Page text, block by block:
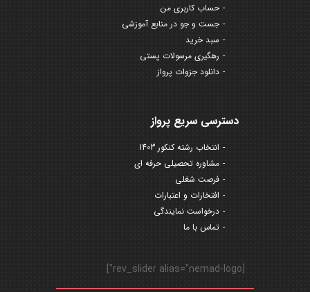
حساب کاربری من
جست و جو در منابع آموزشی
سبد خرید
رهگیری مرسولات پستی
دانلود جزوات پرواز
دسترسی سریع پرواز
انتخاب رشته کنکور 1403
مشاوره تحصیلی حرفه ای
فرصت شغلی
افتخارات و اعتبارات
درخواست نمایندگی
تماس با ما
[rev_slider alias="nemad-logo"]